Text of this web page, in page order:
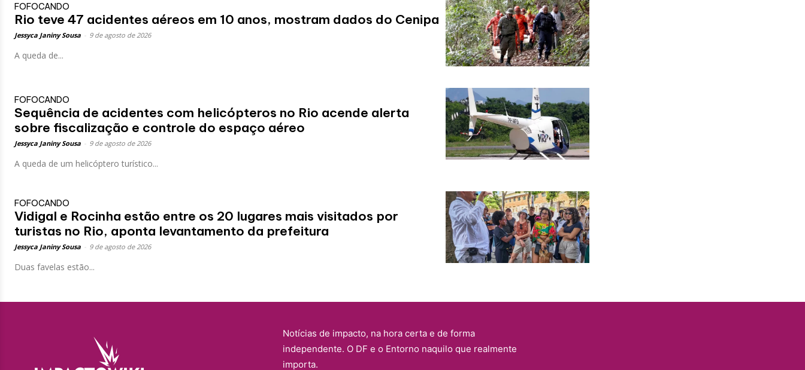
FOFOCANDO
Rio teve 47 acidentes aéreos em 10 anos, mostram dados do Cenipa
Jessyca Janiny Sousa 9 de agosto de 2026
A queda de...
FOFOCANDO
Sequência de acidentes com helicópteros no Rio acende alerta
sobre fiscalização e controle do espaço aéreo
Jessyca Janiny Sousa 9 de agosto de 2026
A queda de um helicóptero turístico...
FOFOCANDO
Vidigal e Rocinha estão entre os 20 lugares mais visitados por
turistas no Rio, aponta levantamento da prefeitura
Jessyca Janiny Sousa 9 de agosto de 2026
Duas favelas estão...
Notícias de impacto, na hora certa e de forma
independente. O DF e o Entorno naquilo que realmente
importa.